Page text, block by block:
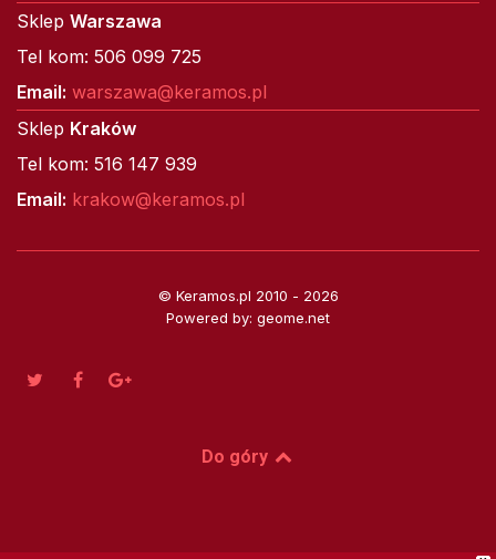
Sklep Warszawa
Tel kom: 506 099 725
Email: warszawa@keramos.pl
Sklep Kraków
Tel kom: 516 147 939
Email: krakow@keramos.pl
© Keramos.pl 2010 - 2026
Powered by: geome.net
Do góry